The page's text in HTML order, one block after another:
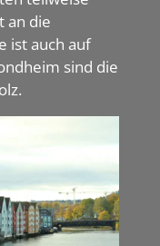
an die
ist auch auf
sind die